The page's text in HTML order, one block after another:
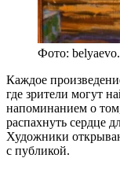
Фото:
Каждое
где зрители могут
напоминанием о
распахнуть сердце
Художники
с публикой.